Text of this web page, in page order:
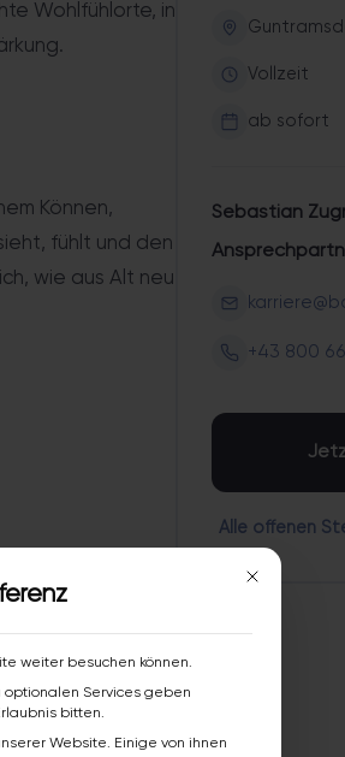
Wohlfühlorte, in
Können,
fühlt und den
wie aus Alt neu
Vollzeit
ab sofort
Sebastian
+43 800
Alle offenen
Mit diesem
weiter besuchen können.
optionalen Services geben
bitten.
Website. Einige von ihnen